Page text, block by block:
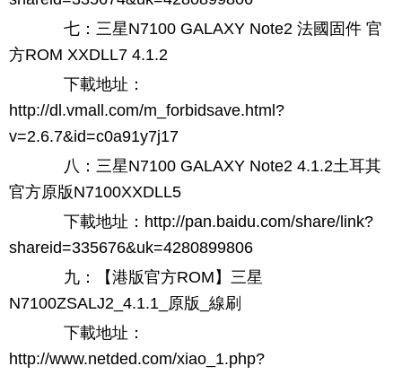
七：三星N7100 GALAXY Note2 法國固件 官
方ROM XXDLL7 4.1.2
下載地址：
http://dl.vmall.com/m_forbidsave.html?
v=2.6.7&id=c0a91y7j17
八：三星N7100 GALAXY Note2 4.1.2土耳其
官方原版N7100XXDLL5
下載地址：http://pan.baidu.com/share/link?
shareid=335676&uk=4280899806
九：【港版官方ROM】三星
N7100ZSALJ2_4.1.1_原版_線刷
下載地址：
http://www.netded.com/xiao_1.php?